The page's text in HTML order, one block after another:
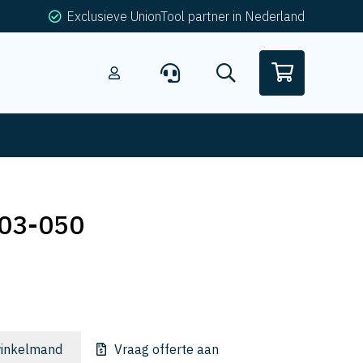
Exclusieve UnionTool partner in Nederland
050
Vraag offerte aan